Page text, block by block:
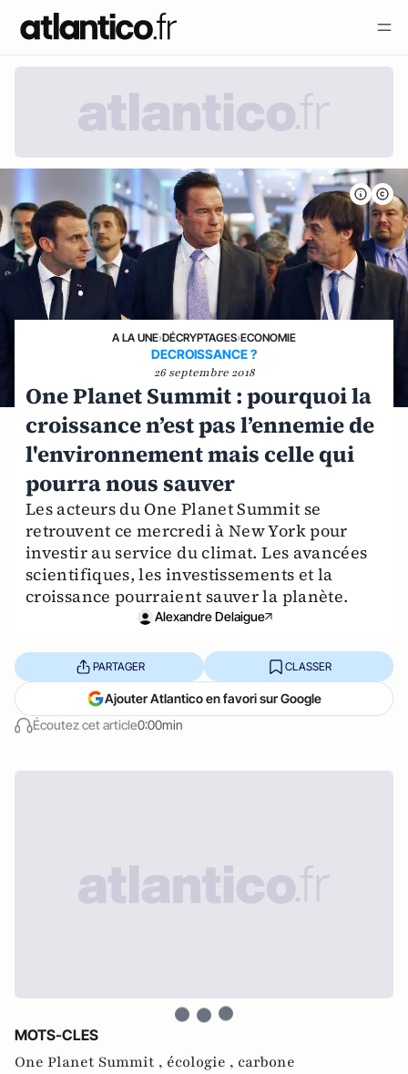
A LA UNE›DÉCRYPTAGES›ECONOMIE
DECROISSANCE ?
26 septembre 2018
One Planet Summit : pourquoi la
croissance n’est pas l’ennemie de
l'environnement mais celle qui
pourra nous sauver
Les acteurs du One Planet Summit se
retrouvent ce mercredi à New York pour
investir au service du climat. Les avancées
scientifiques, les investissements et la
croissance pourraient sauver la planète.
Alexandre Delaigue
Écoutez cet article0:00min
PARTAGER CLASSER
Ajouter Atlantico en favori sur Google
MOTS-CLES
One Planet Summit , écologie , carbone